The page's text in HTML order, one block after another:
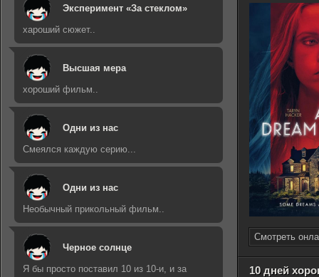
Смотреть
10 дней
Эксперимент «За стеклом»
хароший сюжет..
Высшая мера
хороший фильм..
Одни из нас
Смеялся каждую серию...
Одни из нас
Необычный прикольный фильм..
Черное солнце
Я бы просто поставил 10 из 10-и, и за